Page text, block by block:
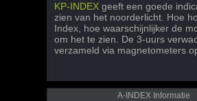
KP-INDEX geeft een goede
zien van het noorderlicht. Hoe
Index, hoe waarschijnlijker de
om het te zien. De 3-uurs
verzameld via magnetometers
A-INDEX Informatie